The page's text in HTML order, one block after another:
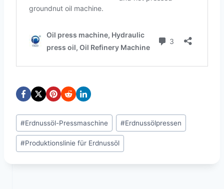
Schlagworte:
#Erdnussöl-Pressmaschine #Erdnussölpressen
#Produktionslinie für Erdnussöl